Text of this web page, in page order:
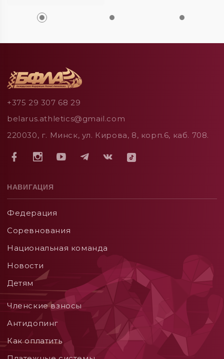
+375 29 307 68 29
belarus.athletics@gmail.com
220030, г. Минск, ул. Кирова, 8, корп.6, каб. 708.
НАВИГАЦИЯ
Федерация
Соревнования
Национальная команда
Новости
Детям
Членские взносы
Aнтидопинг
Как оплатить